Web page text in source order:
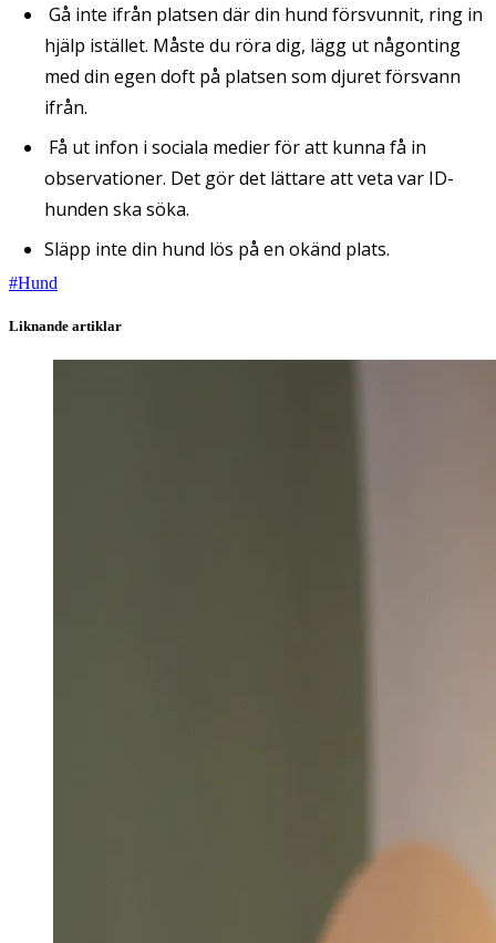
Gå inte ifrån platsen där din hund försvunnit, ring in
hjälp istället. Måste du röra dig, lägg ut någonting
med din egen doft på platsen som djuret försvann
ifrån.
Få ut infon i sociala medier för att kunna få in
observationer. Det gör det lättare att veta var ID-
hunden ska söka.
Släpp inte din hund lös på en okänd plats.
#Hund
Liknande artiklar